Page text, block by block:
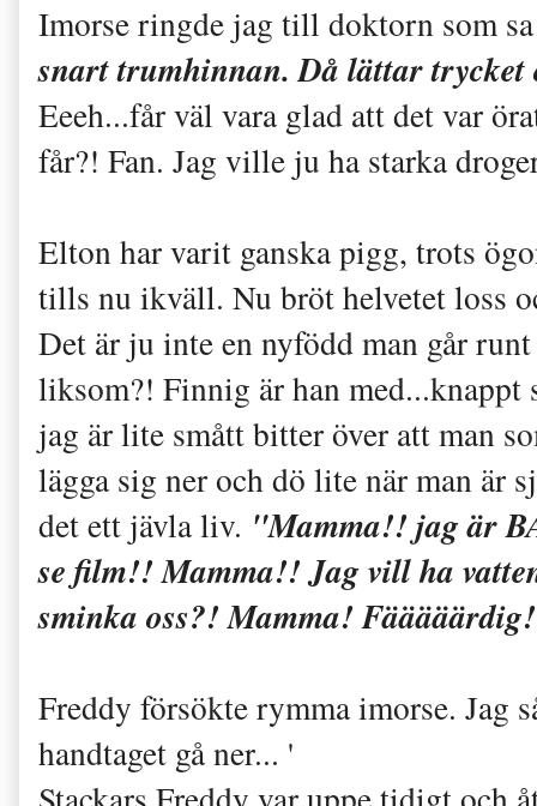
Imorse ringde jag till doktorn som sa
snart trumhinnan. Då lättar trycket
Eeeh...får väl vara glad att det var
får?! Fan. Jag ville ju ha starka
Elton har varit ganska pigg, trots
tills nu ikväll. Nu bröt helvetet loss
Det är ju inte en nyfödd man går
liksom?! Finnig är han
jag är lite smått bitter över att man
lägga sig ner och dö lite när man är
det ett jävla liv. "Mamma!! jag är
se film!! Mamma!! Jag vill ha
sminka oss?! Mamma!
Freddy försökte rymma imorse. Jag
handtaget gå ner... '